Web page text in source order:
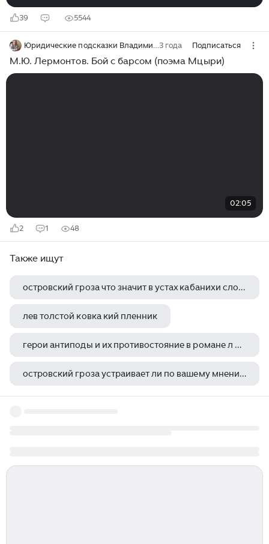
39 5544
Юридические подсказки Владимира Ткаченко3 года Подписаться
М.Ю. Лермонтов. Бой с барсом (поэма Мцыри)
02:05
2 1 48
Также ищут
островский гроза что значит в устах кабанихи слово порядок
лев толстой ковка кий пленник
герои антиподы и их противостояние в романе л н толстого война и мир
островский гроза устраивает ли по вашему мнению течение жизни в городе калинове его жителей